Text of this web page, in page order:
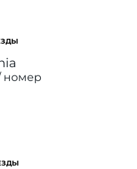
номер